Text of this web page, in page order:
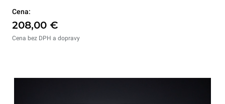
Cena:
208,00 €
Cena bez DPH a dopravy